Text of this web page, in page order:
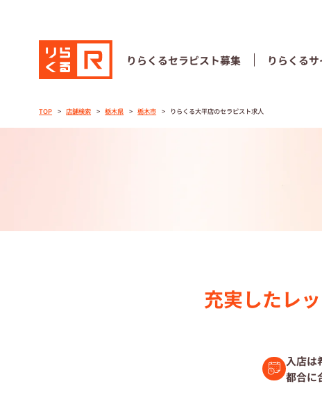
りらくるセラピスト募集 りらくるサ
りらくるセラピスト募集 りらくるサ
セラピストス
トレーニング制
セラピスト募集
復職セラピスト
TOP 店舗検索 栃木県 栃木市 りらくる大平店のセラピスト求人
充実したレ
入店は
都合に